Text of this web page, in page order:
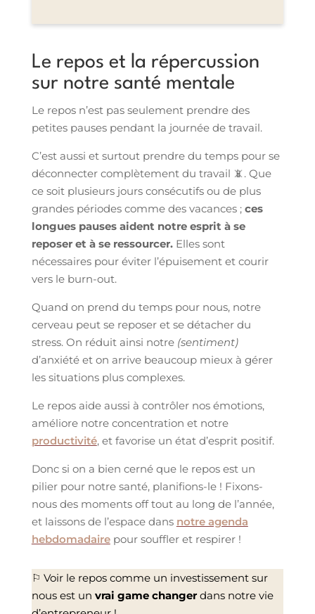
Le repos et la répercussion
sur notre santé mentale
Le repos n’est pas seulement prendre des
petites pauses pendant la journée de travail.
C’est aussi et surtout prendre du temps pour se
déconnecter complètement du travail 📵. Que
ce soit plusieurs jours consécutifs ou de plus
grandes périodes comme des vacances ; ces
longues pauses aident notre esprit à se
reposer et à se ressourcer.Elles sont
nécessaires pour éviter l’épuisement et courir
vers le burn-out.
Quand on prend du temps pour nous, notre
cerveau peut se reposer et se détacher du
stress. On réduit ainsi notre(sentiment)
d’anxiété et on arrive beaucoup mieux à gérer
les situations plus complexes.
Le repos aide aussi à contrôler nos émotions,
améliore notre concentration et notre
productivité, et favorise un état d’esprit positif.
Donc si on a bien cerné que le repos est un
pilier pour notre santé, planifions-le ! Fixons-
nous des moments off tout au long de l’année,
et laissons de l’espace dans notre agenda
hebdomadairepour souffler et respirer !
⚐ Voir le repos comme un investissement sur
nous est un vrai game changerdans notre vie